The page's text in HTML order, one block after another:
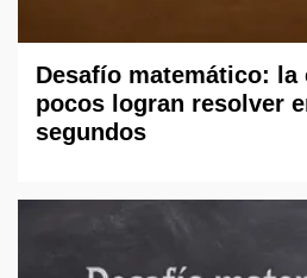
Desafío matemático: la
pocos logran resolver
segundos